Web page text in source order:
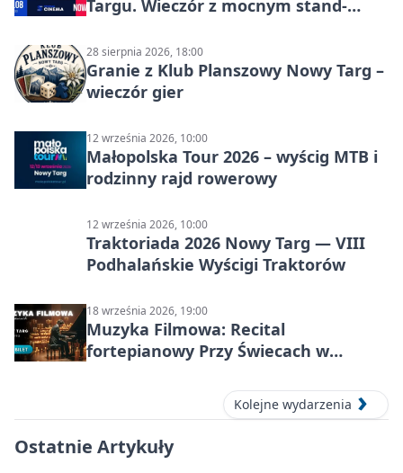
Targu. Wieczór z mocnym stand-
28 sierpnia 2026, 18:00
Granie z Klub Planszowy Nowy Targ –
wieczór gier
12 września 2026, 10:00
Małopolska Tour 2026 – wyścig MTB i
rodzinny rajd rowerowy
12 września 2026, 10:00
Traktoriada 2026 Nowy Targ — VIII
Podhalańskie Wyścigi Traktorów
18 września 2026, 19:00
Muzyka Filmowa: Recital
fortepianowy Przy Świecach w
Kolejne wydarzenia
Ostatnie Artykuły